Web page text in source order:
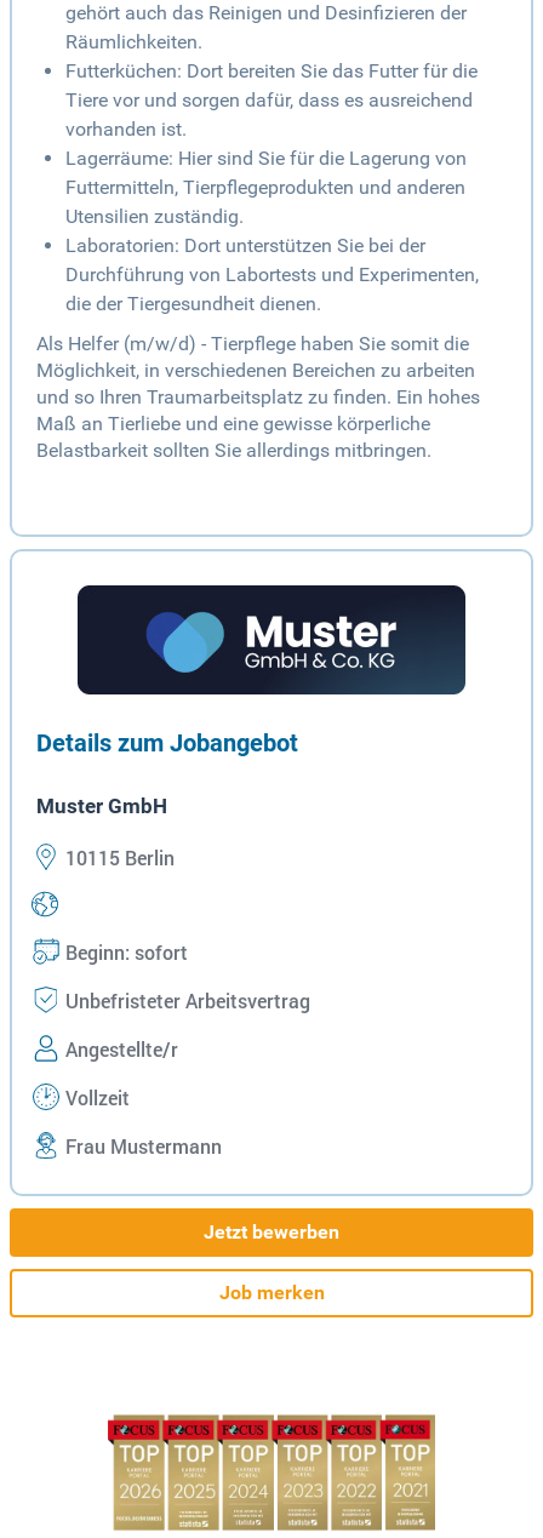
gehört auch das Reinigen und Desinfizieren der
Räumlichkeiten.
Futterküchen: Dort bereiten Sie das Futter für die
Tiere vor und sorgen dafür, dass es ausreichend
vorhanden ist.
Lagerräume: Hier sind Sie für die Lagerung von
Futtermitteln, Tierpflegeprodukten und anderen
Utensilien zuständig.
Laboratorien: Dort unterstützen Sie bei der
Durchführung von Labortests und Experimenten,
die der Tiergesundheit dienen.
Als Helfer (m/w/d) - Tierpflege haben Sie somit die
Möglichkeit, in verschiedenen Bereichen zu arbeiten
und so Ihren Traumarbeitsplatz zu finden. Ein hohes
Maß an Tierliebe und eine gewisse körperliche
Belastbarkeit sollten Sie allerdings mitbringen.
Details zum Jobangebot
Muster GmbH
10115 Berlin
Beginn: sofort
Unbefristeter Arbeitsvertrag
Angestellte/r
Vollzeit
Frau Mustermann
Jetzt bewerben
Job merken